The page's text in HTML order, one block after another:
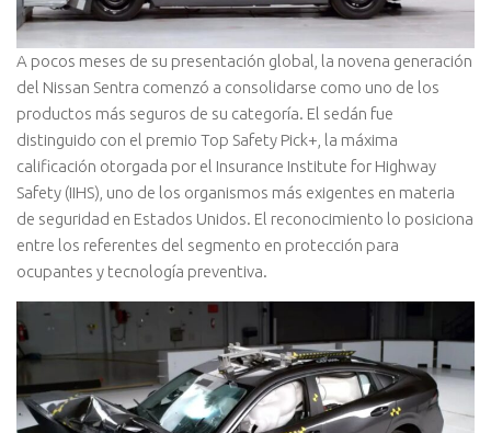
A pocos meses de su presentación global, la novena generación
del Nissan Sentra comenzó a consolidarse como uno de los
productos más seguros de su categoría. El sedán fue
distinguido con el premio Top Safety Pick+, la máxima
calificación otorgada por el Insurance Institute for Highway
Safety (IIHS), uno de los organismos más exigentes en materia
de seguridad en Estados Unidos. El reconocimiento lo posiciona
entre los referentes del segmento en protección para
ocupantes y tecnología preventiva.